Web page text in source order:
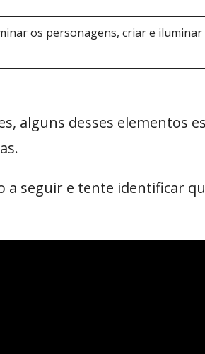
os personagens, criar e
alguns desses elementos
a seguir e tente identificar